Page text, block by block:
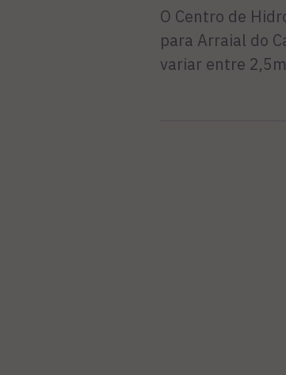
O Centro de
para Arraial do
variar entre